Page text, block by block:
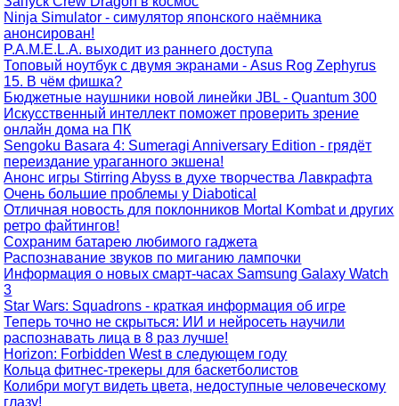
Ninja Simulator - симулятор японского наёмника
анонсирован!
P.A.M.E.L.A. выходит из раннего доступа
Топовый ноутбук с двумя экранами - Asus Rog Zephyrus
15. В чём фишка?
Бюджетные наушники новой линейки JBL - Quantum 300
Искусственный интеллект поможет проверить зрение
онлайн дома на ПК
Sengoku Basara 4: Sumeragi Anniversary Edition - грядёт
переиздание ураганного экшена!
Анонс игры Stirring Abyss в духе творчества Лавкрафта
Очень большие проблемы у Diabotical
Отличная новость для поклонников Mortal Kombat и других
ретро файтингов!
Сохраним батарею любимого гаджета
Распознавание звуков по миганию лампочки
Информация о новых смарт-часах Samsung Galaxy Watch
3
Star Wars: Squadrons - краткая информация об игре
Теперь точно не скрыться: ИИ и нейросеть научили
распознавать лица в 8 раз лучше!
Horizon: Forbidden West в следующем году
Кольца фитнес-трекеры для баскетболистов
Колибри могут видеть цвета, недоступные человеческому
глазу!